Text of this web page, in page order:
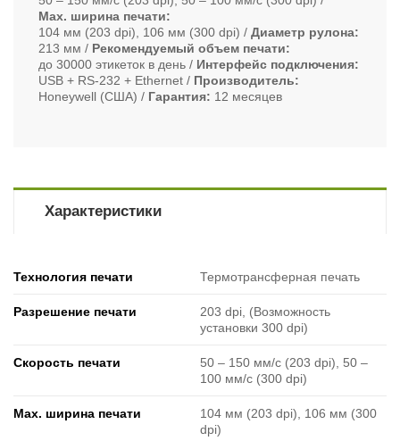
Max. ширина печати
104 мм (203 dpi), 106 мм (300 dpi)
Диаметр рулона
213 мм
Рекомендуемый объем печати
до 30000 этикеток в день
Интерфейс подключения
USB + RS-232 + Ethernet
Производитель
Honeywell (США)
Гарантия 12 месяцев
Характеристики
Технология печати Термотрансферная печать
Разрешение печати
203 dpi, (Возможность
установки 300 dpi)
Скорость печати
50 ‒ 150 мм/с (203 dpi), 50 ‒
100 мм/с (300 dpi)
Max. ширина печати
104 мм (203 dpi), 106 мм (300
dpi)